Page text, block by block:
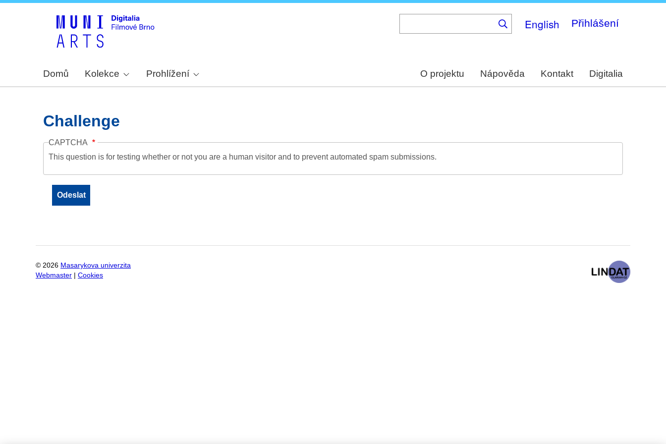
English Přihlášení
Domů Kolekce Prohlížení O projektu Nápověda Kontakt Digitalia
Challenge
CAPTCHA
This question is for testing whether or not you are a human visitor and to prevent automated spam submissions.
© 2026 Masarykova univerzita
Webmaster
Cookies